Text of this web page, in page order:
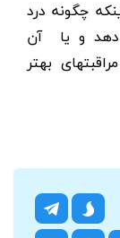
چگونه درد
دهد و یا آن
بهتر